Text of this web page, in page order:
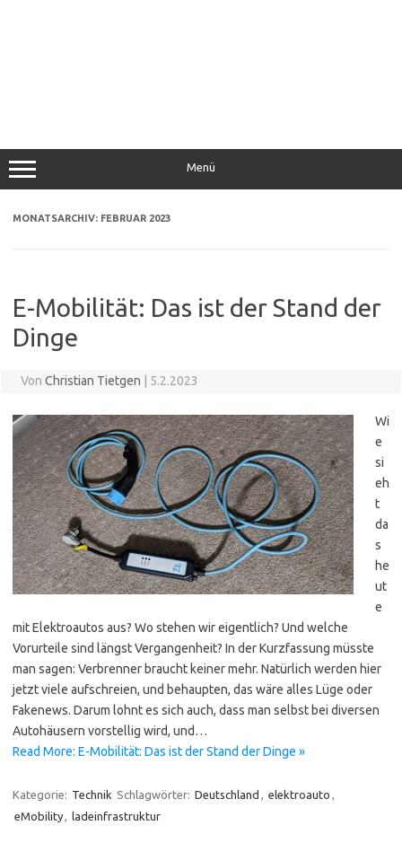
Menü
MONATSARCHIV: FEBRUAR 2023
E-Mobilität: Das ist der Stand der
Dinge
Von Christian Tietgen | 5.2.2023
Wi
e
si
eh
t
da
s
he
ut
e
mit Elektroautos aus? Wo stehen wir eigentlich? Und welche
Vorurteile sind längst Vergangenheit? In der Kurzfassung müsste
man sagen: Verbrenner braucht keiner mehr. Natürlich werden hier
jetzt viele aufschreien, und behaupten, das wäre alles Lüge oder
Fakenews. Darum lohnt es sich auch, dass man selbst bei diversen
Autohäusern vorstellig wird, und…
Read More: E-Mobilität: Das ist der Stand der Dinge »
Kategorie: Technik Schlagwörter: Deutschland elektroauto
eMobility
ladeinfrastruktur